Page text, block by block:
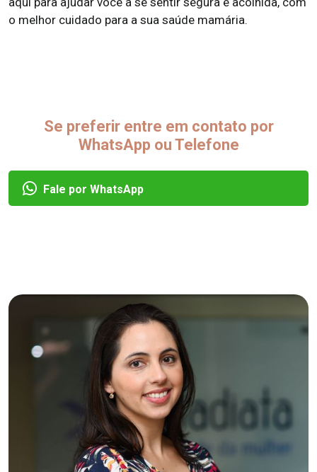
o melhor cuidado para a sua saúde mamária.
Se preferir entre em contato por
WhatsApp ou Telefone
Fale por WhatsApp